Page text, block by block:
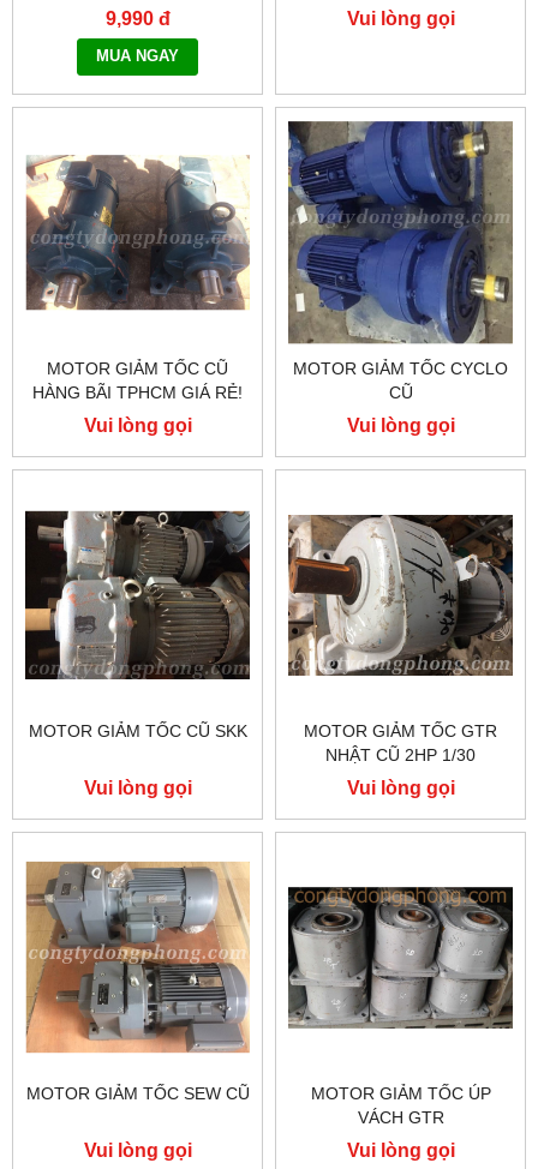
HÀNG TOÀN QUỐC NHANH
CHÓNG - 0917.882.099
9,990 đ
MUA NGAY
Vui lòng gọi
MOTOR GIẢM TỐC CŨ
HÀNG BÃI TPHCM GIÁ RẺ!
Vui lòng gọi
MOTOR GIẢM TỐC CYCLO
CŨ
Vui lòng gọi
MOTOR GIẢM TỐC CŨ SKK
Vui lòng gọi
MOTOR GIẢM TỐC GTR
NHẬT CŨ 2HP 1/30
Vui lòng gọi
MOTOR GIẢM TỐC SEW CŨ
Vui lòng gọi
MOTOR GIẢM TỐC ÚP
VÁCH GTR
Vui lòng gọi